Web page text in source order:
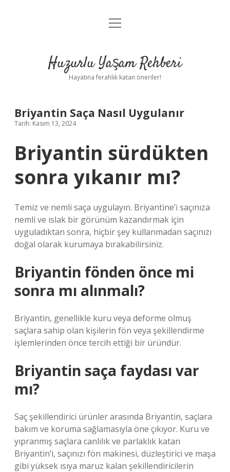
Anasayfa
Yasal Uyarı
menüyü
Huzurlu Yaşam Rehberi
Hayatına ferahlık katan öneriler!
Briyantin Saça Nasıl Uygulanır
Tarih: Kasım 13, 2024
Briyantin sürdükten
sonra yıkanır mı?
Temiz ve nemli saça uygulayın. Briyantine’i saçınıza
nemli ve ıslak bir görünüm kazandırmak için
uyguladıktan sonra, hiçbir şey kullanmadan saçınızı
doğal olarak kurumaya bırakabilirsiniz.
Briyantin fönden önce mi
sonra mı alınmalı?
Briyantin, genellikle kuru veya deforme olmuş
saçlara sahip olan kişilerin fön veya şekillendirme
işlemlerinden önce tercih ettiği bir üründür.
Briyantin saça faydası var
mı?
Saç şekillendirici ürünler arasında Briyantin, saçlara
bakım ve koruma sağlamasıyla öne çıkıyor. Kuru ve
yıpranmış saçlara canlılık ve parlaklık katan
Briyantin’i, saçınızı fön makinesi, düzleştirici ve maşa
gibi yüksek ısıya maruz kalan şekillendiricilerin